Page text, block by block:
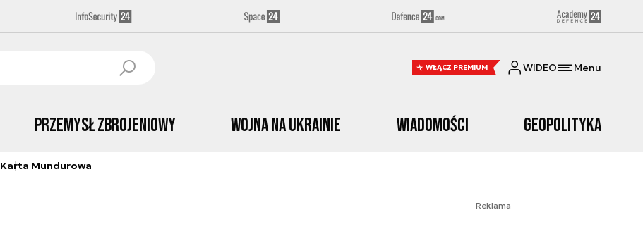
WŁĄCZ PREMIUM WIDEO Menu
Przemysł Zbrojeniowy Wojna na Ukrainie Wiadomości Geopolityka
Karta Mundurowa
Reklama